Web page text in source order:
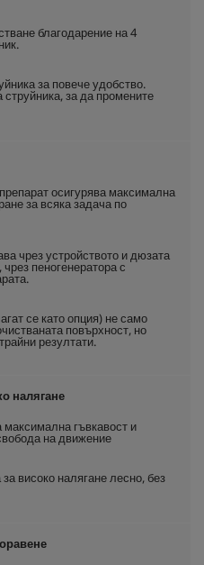
благодарение на 4
за повече удобство.
струйника, за да промените
осигурява максимална
за всяка задача по
чрез устройството и дюзата
пеногенератора с
се като опция) не само
повърхност, но
резултати.
налягане
максимална гъвкавост и
на движение
високо налягане лесно, без